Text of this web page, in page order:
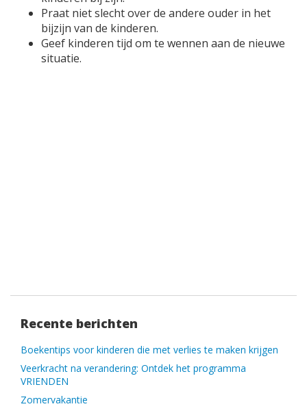
Praat niet slecht over de andere ouder in het
bijzijn van de kinderen.
Geef kinderen tijd om te wennen aan de nieuwe
situatie.
Recente berichten
Boekentips voor kinderen die met verlies te maken krijgen
Veerkracht na verandering: Ontdek het programma
VRIENDEN
Zomervakantie